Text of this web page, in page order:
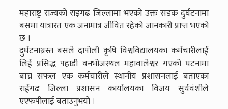
महाराष्ट्र राज्यको राइगढ जिल्लामा भएको उक्त सडक दुर्घटनामा
बसमा यात्रारत एक जनामात्र जीवित रहेको जानकारी प्राप्त भएको
छ ।
दुर्घटनाग्रस्त बसले दापोली कृषि विश्वविद्यालयका कर्मचारीलाई
लिई प्रसिद्ध पहाडी वनभोजस्थल महावालेश्वर गएको घटनामा
बाच्न सफल एक कर्मचारीले स्थानीय प्रशासनलाई बताएका
राईगढ जिल्ला प्रशासन कार्यालयका विजय सुर्यवंशीले
एएफपीलाई बताउनुभयो ।